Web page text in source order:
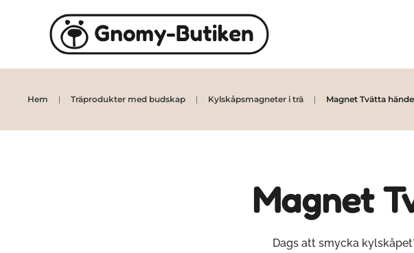
Skip to main content
Hem Träprodukter med budskap Kylskåpsmagneter i trä Magnet Tvätta
Magnet
Dags att smycka